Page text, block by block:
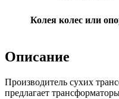
Колея колес или
Описание
Производитель сухих
предлагает